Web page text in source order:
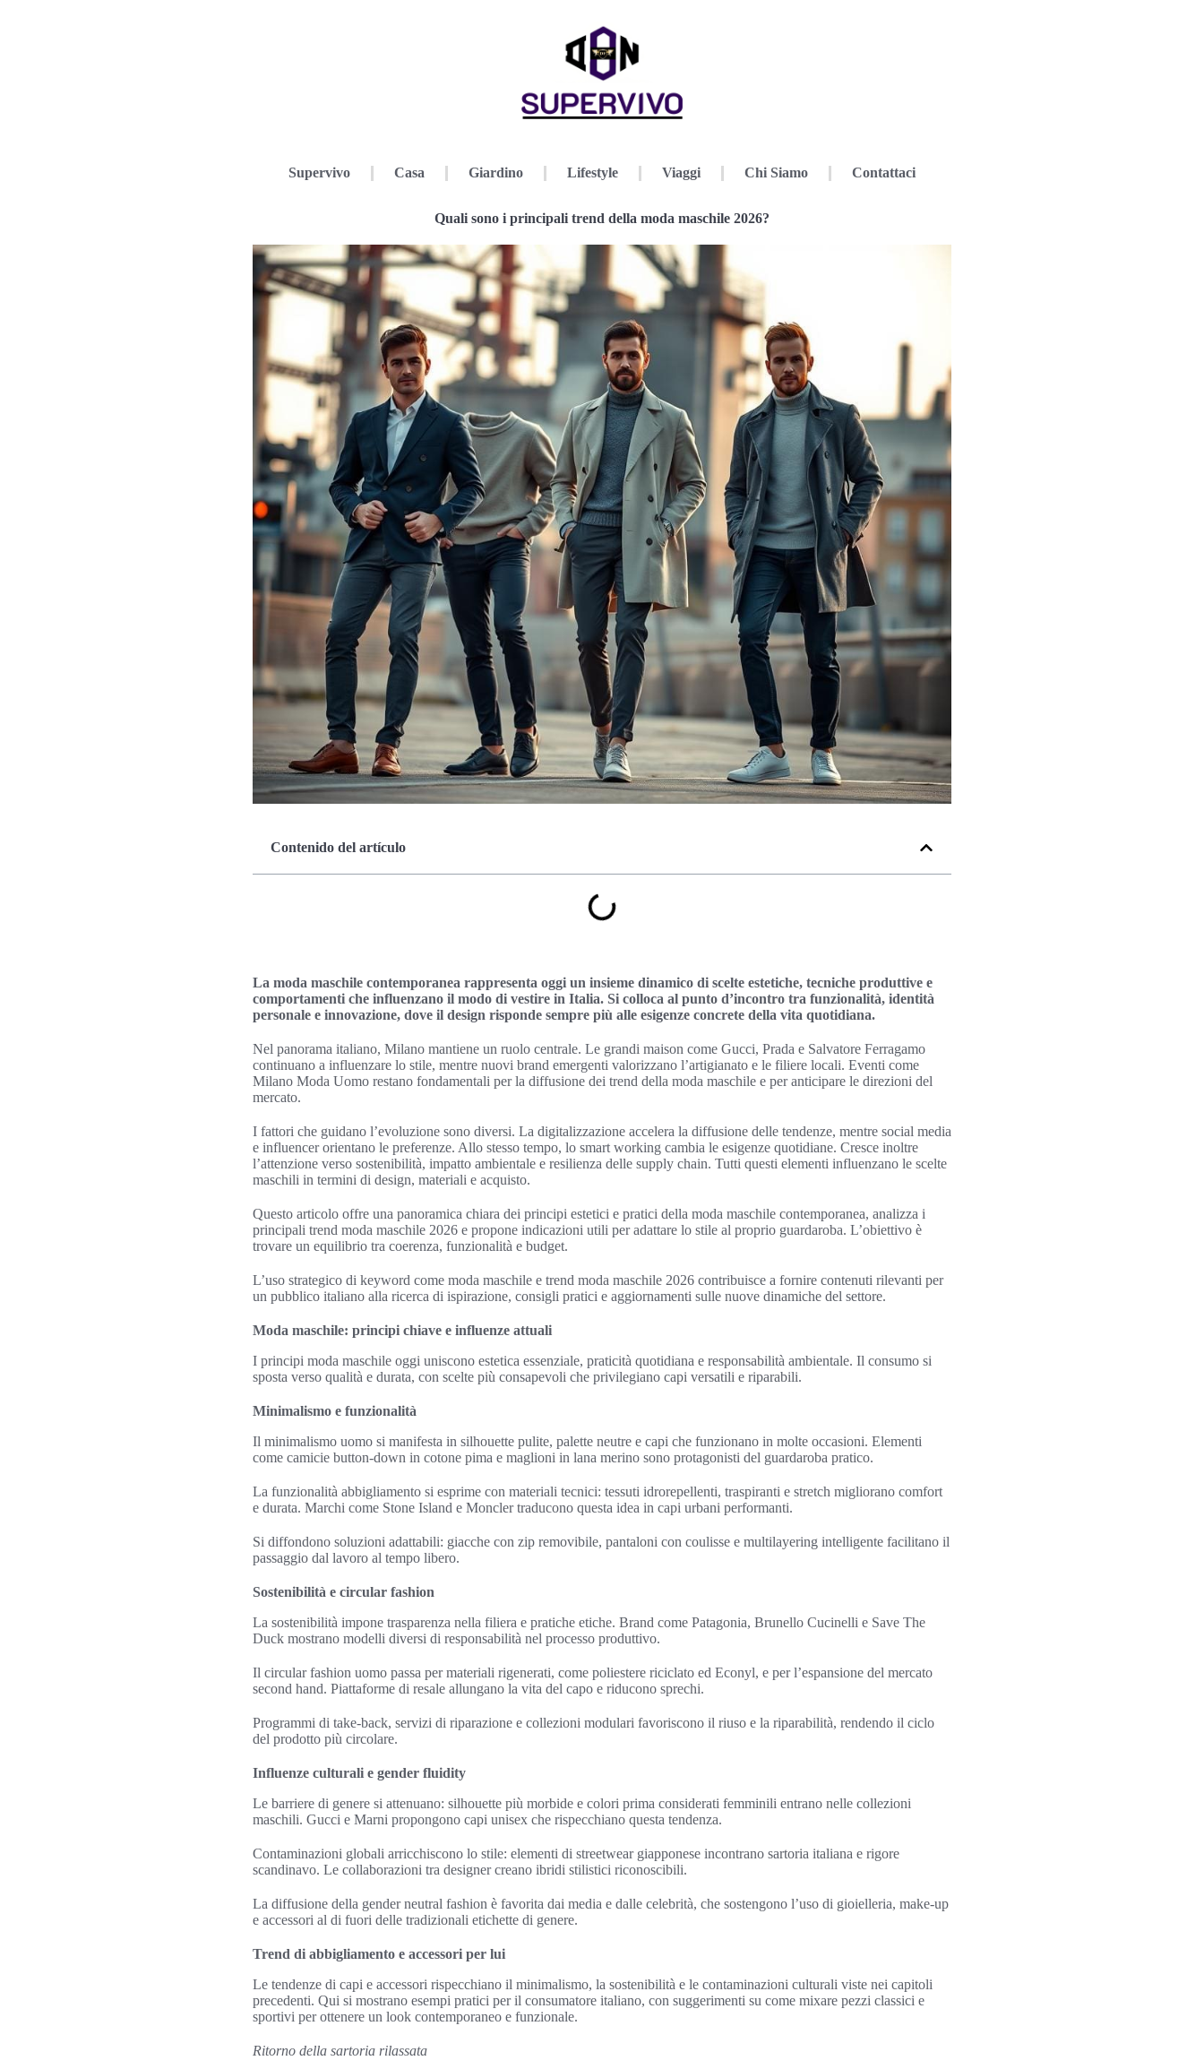
Supervivo Casa Giardino Lifestyle Viaggi Chi Siamo Contattaci
Quali sono i principali trend della moda maschile 2026?
Contenido del artículo
La moda maschile contemporanea rappresenta oggi un insieme dinamico di scelte estetiche, tecniche produttive e
comportamenti che influenzano il modo di vestire in Italia. Si colloca al punto d’incontro tra funzionalità, identità
personale e innovazione, dove il design risponde sempre più alle esigenze concrete della vita quotidiana.
Nel panorama italiano, Milano mantiene un ruolo centrale. Le grandi maison come Gucci, Prada e Salvatore Ferragamo
continuano a influenzare lo stile, mentre nuovi brand emergenti valorizzano l’artigianato e le filiere locali. Eventi come
Milano Moda Uomo restano fondamentali per la diffusione dei trend della moda maschile e per anticipare le direzioni del
mercato.
I fattori che guidano l’evoluzione sono diversi. La digitalizzazione accelera la diffusione delle tendenze, mentre social media
e influencer orientano le preferenze. Allo stesso tempo, lo smart working cambia le esigenze quotidiane. Cresce inoltre
l’attenzione verso sostenibilità, impatto ambientale e resilienza delle supply chain. Tutti questi elementi influenzano le scelte
maschili in termini di design, materiali e acquisto.
Questo articolo offre una panoramica chiara dei principi estetici e pratici della moda maschile contemporanea, analizza i
principali trend moda maschile 2026 e propone indicazioni utili per adattare lo stile al proprio guardaroba. L’obiettivo è
trovare un equilibrio tra coerenza, funzionalità e budget.
L’uso strategico di keyword come moda maschile e trend moda maschile 2026 contribuisce a fornire contenuti rilevanti per
un pubblico italiano alla ricerca di ispirazione, consigli pratici e aggiornamenti sulle nuove dinamiche del settore.
Moda maschile: principi chiave e influenze attuali
I principi moda maschile oggi uniscono estetica essenziale, praticità quotidiana e responsabilità ambientale. Il consumo si
sposta verso qualità e durata, con scelte più consapevoli che privilegiano capi versatili e riparabili.
Minimalismo e funzionalità
Il minimalismo uomo si manifesta in silhouette pulite, palette neutre e capi che funzionano in molte occasioni. Elementi
come camicie button-down in cotone pima e maglioni in lana merino sono protagonisti del guardaroba pratico.
La funzionalità abbigliamento si esprime con materiali tecnici: tessuti idrorepellenti, traspiranti e stretch migliorano comfort
e durata. Marchi come Stone Island e Moncler traducono questa idea in capi urbani performanti.
Si diffondono soluzioni adattabili: giacche con zip removibile, pantaloni con coulisse e multilayering intelligente facilitano il
passaggio dal lavoro al tempo libero.
Sostenibilità e circular fashion
La sostenibilità impone trasparenza nella filiera e pratiche etiche. Brand come Patagonia, Brunello Cucinelli e Save The
Duck mostrano modelli diversi di responsabilità nel processo produttivo.
Il circular fashion uomo passa per materiali rigenerati, come poliestere riciclato ed Econyl, e per l’espansione del mercato
second hand. Piattaforme di resale allungano la vita del capo e riducono sprechi.
Programmi di take-back, servizi di riparazione e collezioni modulari favoriscono il riuso e la riparabilità, rendendo il ciclo
del prodotto più circolare.
Influenze culturali e gender fluidity
Le barriere di genere si attenuano: silhouette più morbide e colori prima considerati femminili entrano nelle collezioni
maschili. Gucci e Marni propongono capi unisex che rispecchiano questa tendenza.
Contaminazioni globali arricchiscono lo stile: elementi di streetwear giapponese incontrano sartoria italiana e rigore
scandinavo. Le collaborazioni tra designer creano ibridi stilistici riconoscibili.
La diffusione della gender neutral fashion è favorita dai media e dalle celebrità, che sostengono l’uso di gioielleria, make-up
e accessori al di fuori delle tradizionali etichette di genere.
Trend di abbigliamento e accessori per lui
Le tendenze di capi e accessori rispecchiano il minimalismo, la sostenibilità e le contaminazioni culturali viste nei capitoli
precedenti. Qui si mostrano esempi pratici per il consumatore italiano, con suggerimenti su come mixare pezzi classici e
sportivi per ottenere un look contemporaneo e funzionale.
Ritorno della sartoria rilassata